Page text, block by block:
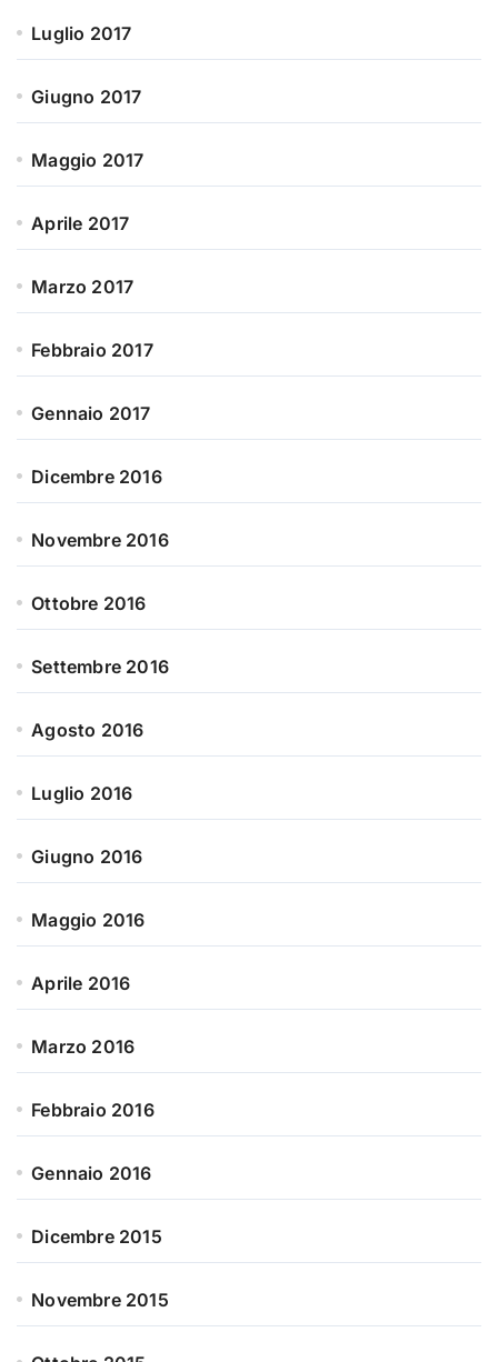
Luglio 2017
Giugno 2017
Maggio 2017
Aprile 2017
Marzo 2017
Febbraio 2017
Gennaio 2017
Dicembre 2016
Novembre 2016
Ottobre 2016
Settembre 2016
Agosto 2016
Luglio 2016
Giugno 2016
Maggio 2016
Aprile 2016
Marzo 2016
Febbraio 2016
Gennaio 2016
Dicembre 2015
Novembre 2015